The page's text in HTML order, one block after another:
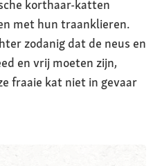
korthaar-katten
met hun traanklieren.
zodanig dat de neus en
en vrij moeten zijn,
fraaie kat niet in gevaar